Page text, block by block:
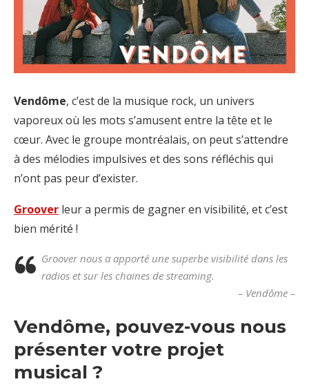
Vendôme, c’est de la musique rock, un univers
vaporeux où les mots s’amusent entre la tête et le
cœur. Avec le groupe montréalais, on peut s’attendre
à des mélodies impulsives et des sons réfléchis qui
n’ont pas peur d’exister.
Groover leur a permis de gagner en visibilité, et c’est
bien mérité !
Groover nous a apporté une superbe visibilité dans les
radios et sur les chaines de streaming.
– Vendôme –
Vendôme, pouvez-vous nous
présenter votre projet
musical ?